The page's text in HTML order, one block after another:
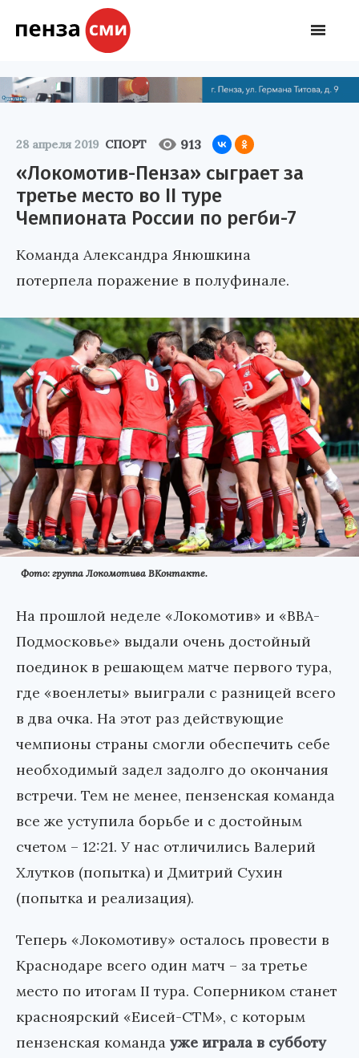
28 апреля 2019 СПОРТ 913
«Локомотив-Пенза» сыграет за
третье место во II туре
Чемпионата России по регби-7
Команда Александра Янюшкина
потерпела поражение в полуфинале.
Фото: группа Локомотива ВКонтакте.
На прошлой неделе «Локомотив» и «ВВА-
Подмосковье» выдали очень достойный
поединок в решающем матче первого тура,
где «военлеты» выиграли с разницей всего
в два очка. На этот раз действующие
чемпионы страны смогли обеспечить себе
необходимый задел задолго до окончания
встречи. Тем не менее, пензенская команда
все же уступила борьбе и с достойным
счетом – 12:21. У нас отличились Валерий
Хлутков (попытка) и Дмитрий Сухин
(попытка и реализация).
Теперь «Локомотиву» осталось провести в
Краснодаре всего один матч – за третье
место по итогам II тура. Соперником станет
красноярский «Еисей-СТМ», с которым
пензенская команда уже играла в субботу